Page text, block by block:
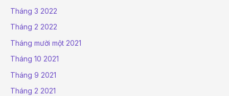
Tháng 3 2022
Tháng 2 2022
Tháng mười một 2021
Tháng 10 2021
Tháng 9 2021
Tháng 2 2021